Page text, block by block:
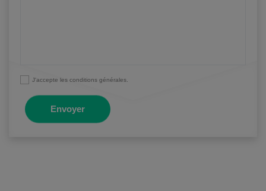
J'accepte les conditions générales.
Envoyer